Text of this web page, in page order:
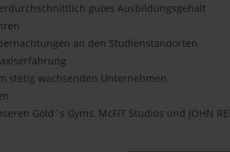
gutes Ausbildungsgehalt
an den Studienstandorten
stetig wachsenden Unternehmen
Gold´s Gyms, McFIT Studios und JOHN